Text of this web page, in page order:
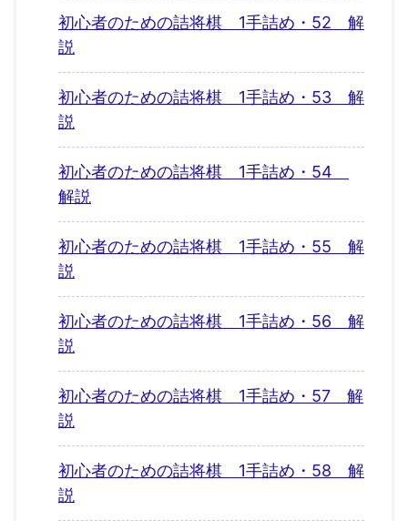
初心者のための詰将棋 1手詰め・52 解
説
初心者のための詰将棋 1手詰め・53 解
説
初心者のための詰将棋 1手詰め・54
解説
初心者のための詰将棋 1手詰め・55 解
説
初心者のための詰将棋 1手詰め・56 解
説
初心者のための詰将棋 1手詰め・57 解
説
初心者のための詰将棋 1手詰め・58 解
説